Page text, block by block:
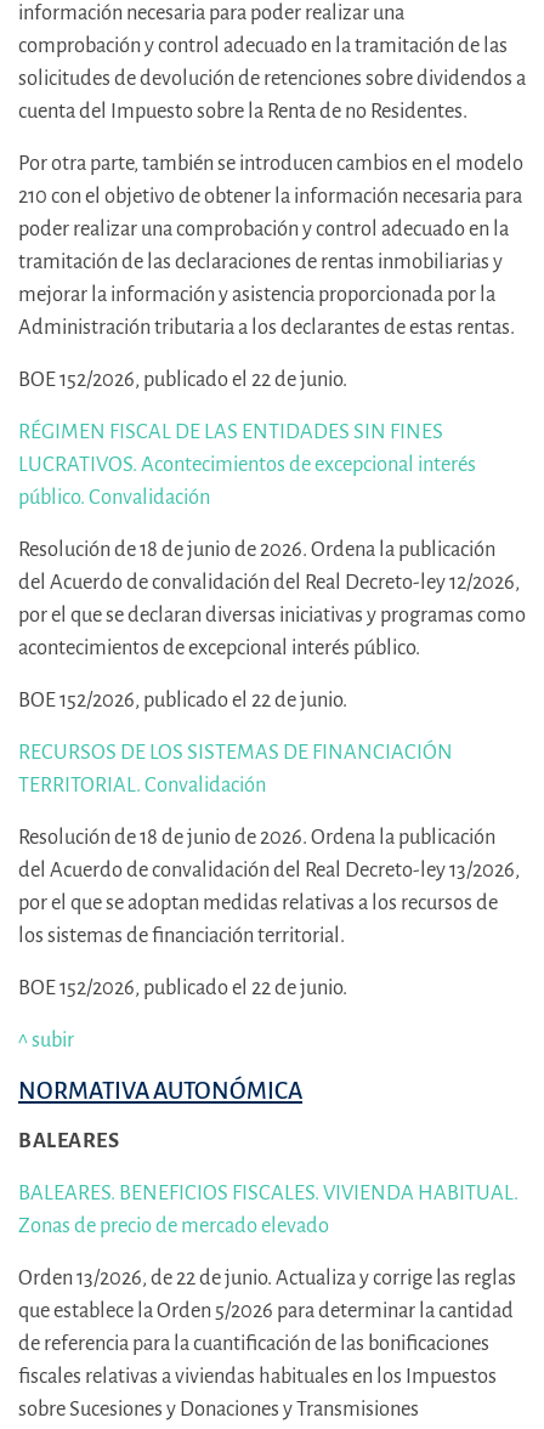
información necesaria para poder realizar una
comprobación y control adecuado en la tramitación de las
solicitudes de devolución de retenciones sobre dividendos a
cuenta del Impuesto sobre la Renta de no Residentes.
Por otra parte, también se introducen cambios en el modelo
210 con el objetivo de obtener la información necesaria para
poder realizar una comprobación y control adecuado en la
tramitación de las declaraciones de rentas inmobiliarias y
mejorar la información y asistencia proporcionada por la
Administración tributaria a los declarantes de estas rentas.
BOE 152/2026, publicado el 22 de junio.
RÉGIMEN FISCAL DE LAS ENTIDADES SIN FINES
LUCRATIVOS. Acontecimientos de excepcional interés
público. Convalidación
Resolución de 18 de junio de 2026. Ordena la publicación
del Acuerdo de convalidación del Real Decreto-ley 12/2026,
por el que se declaran diversas iniciativas y programas como
acontecimientos de excepcional interés público.
BOE 152/2026, publicado el 22 de junio.
RECURSOS DE LOS SISTEMAS DE FINANCIACIÓN
TERRITORIAL. Convalidación
Resolución de 18 de junio de 2026. Ordena la publicación
del Acuerdo de convalidación del Real Decreto-ley 13/2026,
por el que se adoptan medidas relativas a los recursos de
los sistemas de financiación territorial.
BOE 152/2026, publicado el 22 de junio.
^ subir
NORMATIVA AUTONÓMICA
BALEARES
BALEARES. BENEFICIOS FISCALES. VIVIENDA HABITUAL.
Zonas de precio de mercado elevado
Orden 13/2026, de 22 de junio. Actualiza y corrige las reglas
que establece la Orden 5/2026 para determinar la cantidad
de referencia para la cuantificación de las bonificaciones
fiscales relativas a viviendas habituales en los Impuestos
sobre Sucesiones y Donaciones y Transmisiones